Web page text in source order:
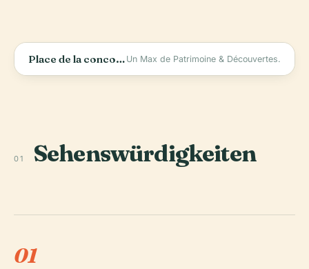
Place de la concorde, les secrets sous l&#39;Obélisque - Au cœur du patrimoine français Un Max de Patrimoine & Découvertes.
01 Sehenswürdigkeiten
01